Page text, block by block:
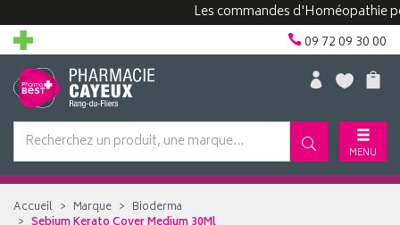
Les commandes d'Homéopathie
09 72 09 30 00
MENU
Accueil Marque
Bioderma